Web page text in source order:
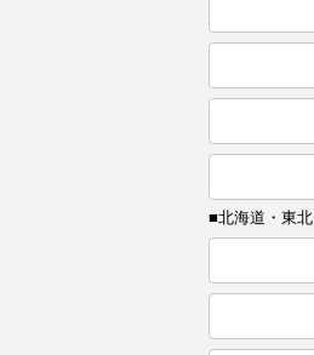
■北海道・東北